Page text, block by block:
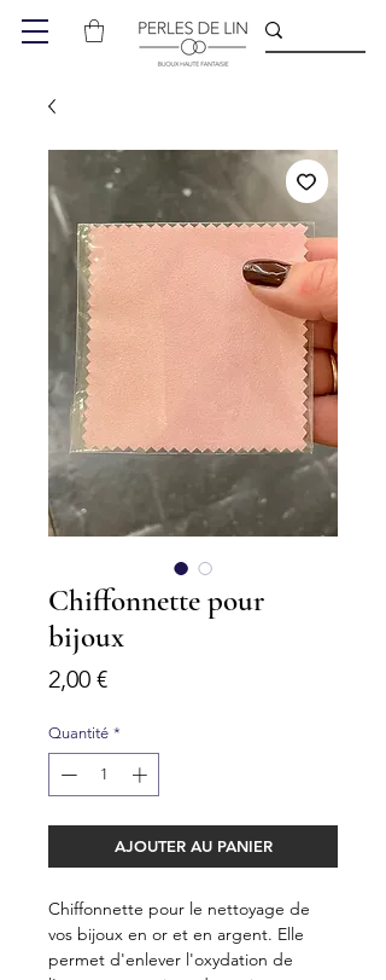
Chiffonnette pour
bijoux
2,00 €Prix
Quantité *
AJOUTER AU PANIER
Chiffonnette pour le nettoyage de
vos bijoux en or et en argent. Elle
permet d'enlever l'oxydation de